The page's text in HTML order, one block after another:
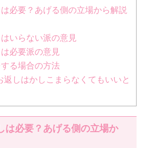
必要？あげる側の立場から解説
いらない派の意見
必要派の意見
る場合の方法
しはかしこまらなくてもいいと
は必要？あげる側の立場か